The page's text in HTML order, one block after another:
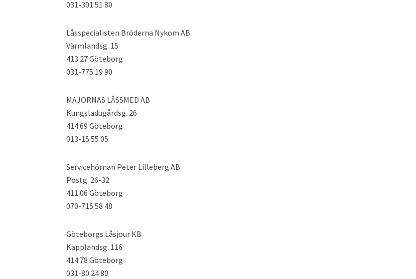
031-301 51 80
Låsspecialisten Bröderna Nykom AB
Värmlandsg. 15
413 27 Göteborg
031-775 19 90
MAJORNAS LÅSSMED AB
Kungsladugårdsg. 26
414 69 Göteborg
013-15 55 05
Servicehörnan Peter Lilleberg AB
Postg. 26-32
411 06 Göteborg
070-715 58 48
Göteborgs Låsjour KB
Kapplandsg. 116
414 78 Göteborg
031-80 24 80